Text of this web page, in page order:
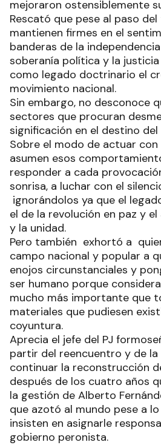
mejoraron ostensiblemente
Rescató que pese al paso
mantienen firmes en el
banderas de la
soberanía política y la
como legado doctrinario el
movimiento nacional.
Sin embargo, no desconoce
sectores que procuran
significación en el destino
Sobre el modo de actuar
asumen esos
responder a cada
sonrisa, a luchar con el
ignorándolos ya que el
el de la revolución en paz y
y la unidad.
Pero también exhortó a
campo nacional y popular a
enojos circunstanciales y
ser humano porque
mucho más importante que
materiales que pudiesen
coyuntura.
Aprecia el jefe del PJ
partir del reencuentro y de
continuar la reconstrucción
después de los cuatro años
la gestión de Alberto
que azotó al mundo pese a
insisten en asignarle
gobierno peronista.